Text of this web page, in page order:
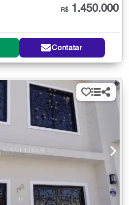
R$ 1.450.000
Contatar